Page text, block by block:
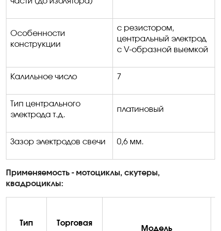
Особенности
конструкции
с резистором,
центральный электрод
с V-образной выемкой
Калильное число 7
Тип центрального
электрода т.д.
платиновый
Зазор электродов свечи 0,6 мм.
Применяемость - мотоциклы, скутеры,
квадроциклы:
Тип
Торговая
Модель